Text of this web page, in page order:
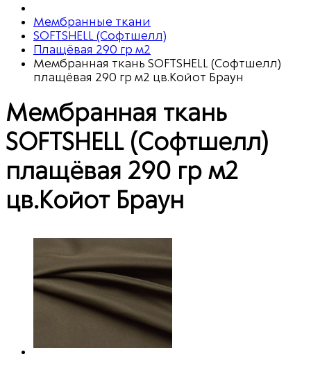
Мембранные ткани
SOFTSHELL (Софтшелл)
Плащёвая 290 гр м2
Мембранная ткань SOFTSHELL (Софтшелл)
плащёвая 290 гр м2 цв.Койот Браун
Мембранная ткань
SOFTSHELL (Софтшелл)
плащёвая 290 гр м2
цв.Койот Браун